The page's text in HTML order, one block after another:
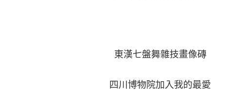
東漢七盤舞雜技畫像磚
四川博物院加入我的最愛